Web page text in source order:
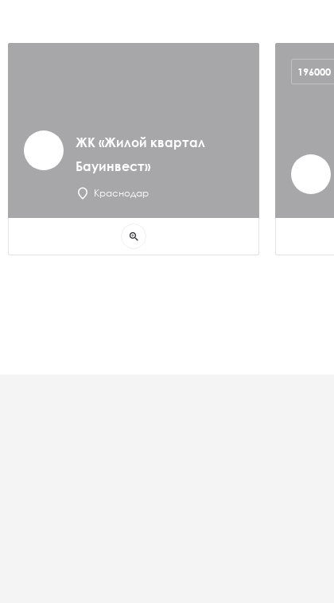
ЖК «Жилой квартал
Бауинвест»
Краснодар
zoom_in
196000